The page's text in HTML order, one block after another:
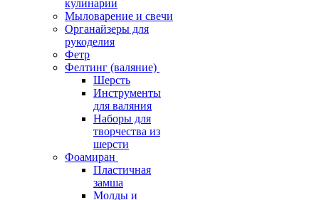
кулинарии
Мыловарение и свечи
Органайзеры для
рукоделия
Фетр
Фелтинг (валяние)
Шерсть
Инструменты
для валяния
Наборы для
творчества из
шерсти
Фоамиран
Пластичная
замша
Молды и